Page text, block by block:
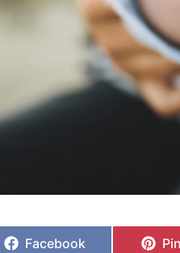
en
Facebook
en
en
en